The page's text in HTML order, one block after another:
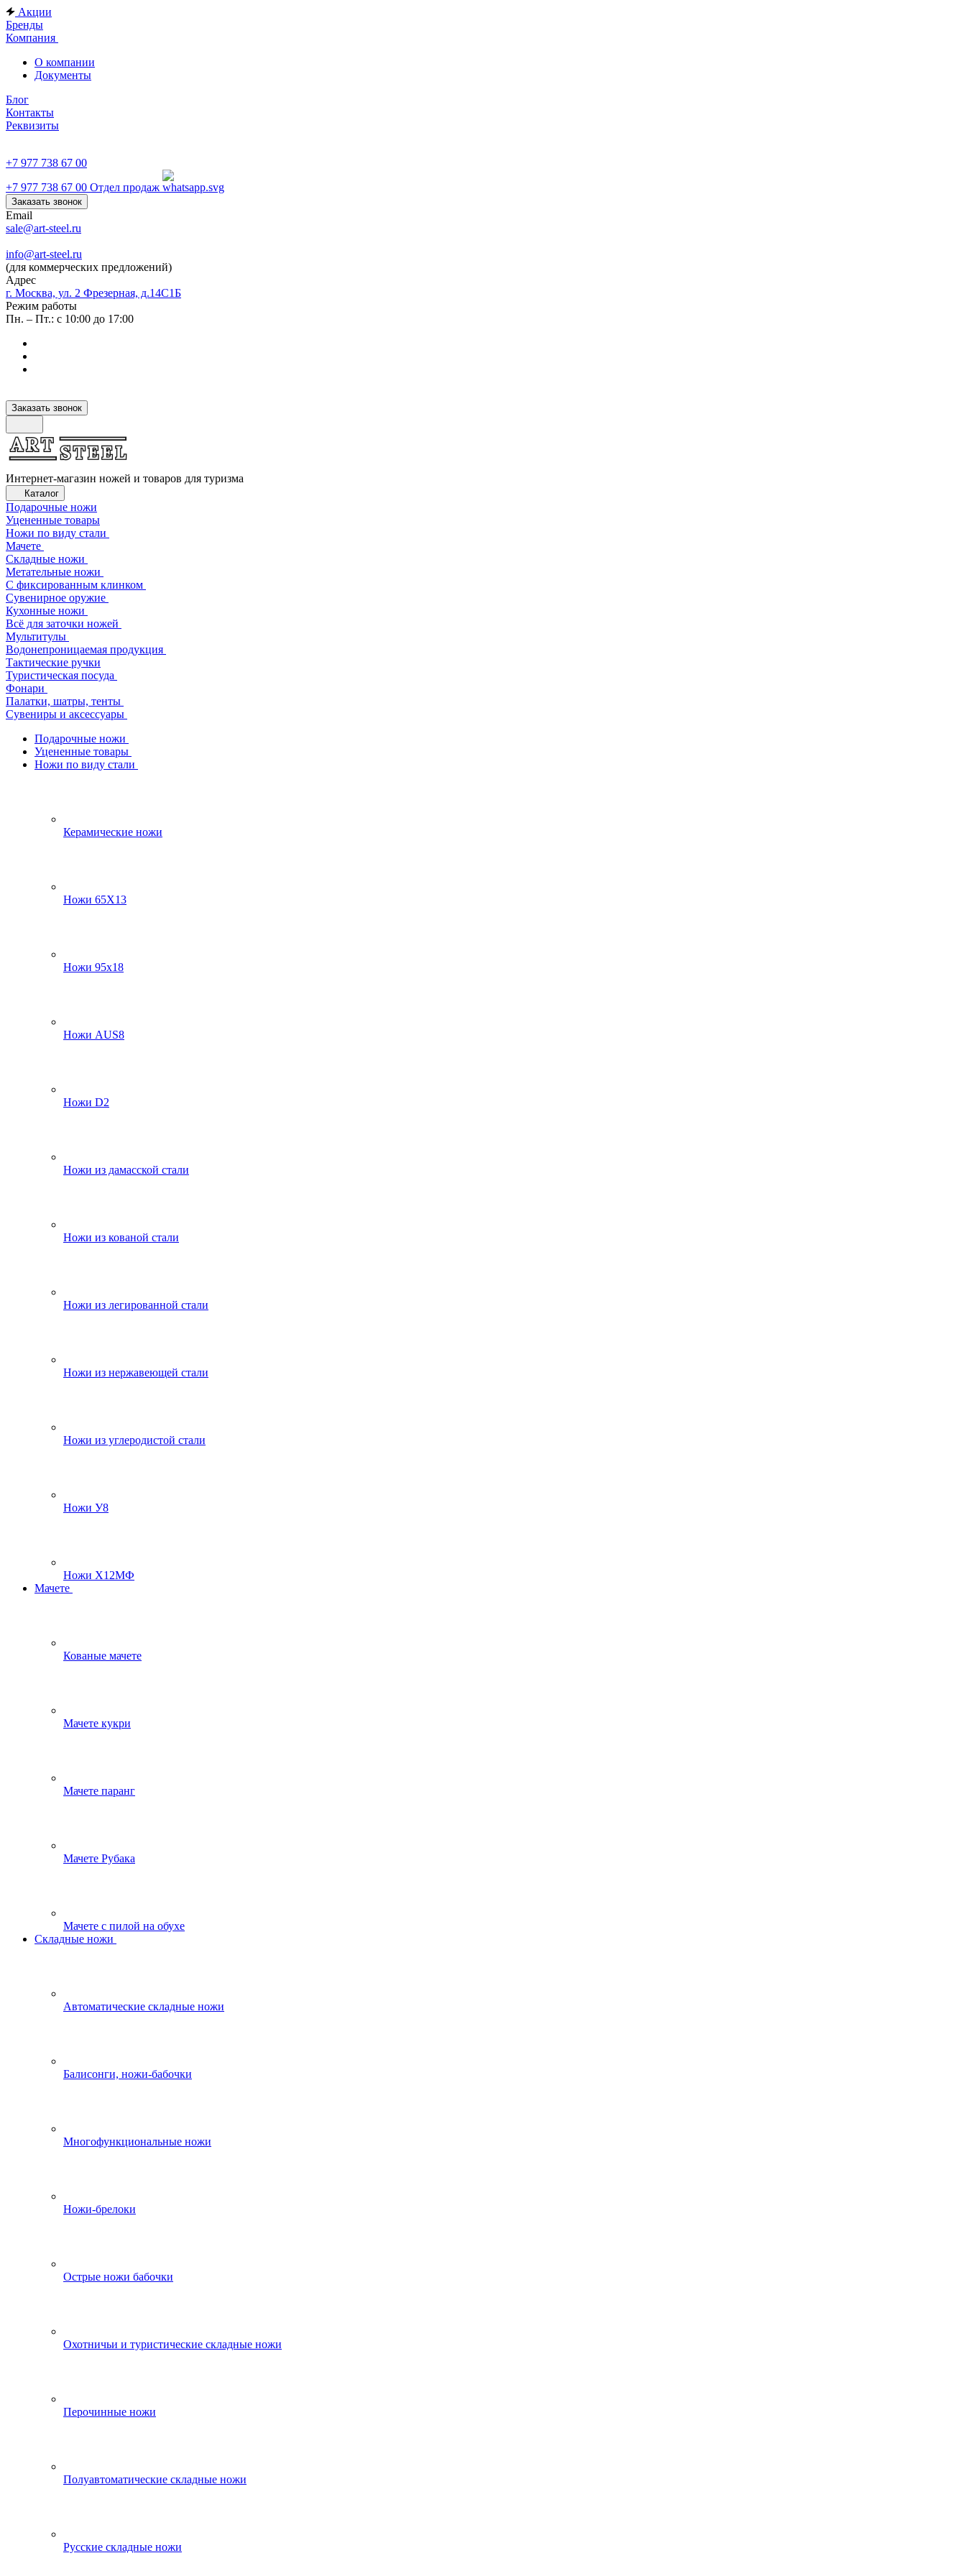
Акции
Бренды
Компания
О компании
Документы
Блог
Контакты
Реквизиты
+7 977 738 67 00
+7 977 738 67 00 Отдел продаж
Заказать звонок
Email
sale@art-steel.ru
info@art-steel.ru
(для коммерческих предложений)
Адрес
г. Москва, ул. 2 Фрезерная, д.14С1Б
Режим работы
Пн. – Пт.: с 10:00 до 17:00
Заказать звонок
Интернет-магазин ножей и товаров для туризма
Каталог
Подарочные ножи
Уцененные товары
Ножи по виду стали
Мачете
Складные ножи
Метательные ножи
С фиксированным клинком
Сувенирное оружие
Кухонные ножи
Всё для заточки ножей
Мультитулы
Водонепроницаемая продукция
Тактические ручки
Туристическая посуда
Фонари
Палатки, шатры, тенты
Сувениры и аксессуары
Подарочные ножи
Уцененные товары
Ножи по виду стали
Керамические ножи
Ножи 65Х13
Ножи 95х18
Ножи AUS8
Ножи D2
Ножи из дамасской стали
Ножи из кованой стали
Ножи из легированной стали
Ножи из нержавеющей стали
Ножи из углеродистой стали
Ножи У8
Ножи Х12МФ
Мачете
Кованые мачете
Мачете кукри
Мачете паранг
Мачете Рубака
Мачете с пилой на обухе
Складные ножи
Автоматические складные ножи
Балисонги, ножи-бабочки
Многофункциональные ножи
Ножи-брелоки
Острые ножи бабочки
Охотничьи и туристические складные ножи
Перочинные ножи
Полуавтоматические складные ножи
Русские складные ножи